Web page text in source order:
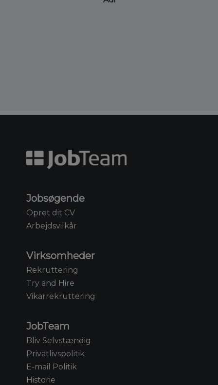
Jobsøgende
Opret dit CV
Arbejdsvilkår
Virksomheder
Rekruttering
Try and Hire
Vikarrekruttering
JobTeam
Bliv Selvstændig
Privatlivspolitik
E-mail Politik
Historie